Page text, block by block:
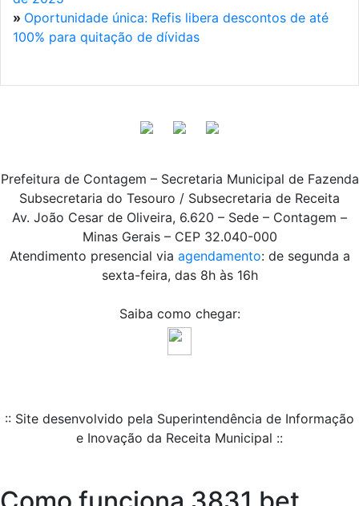
» Oportunidade única: Refis libera descontos de até
100% para quitação de dívidas
Prefeitura de Contagem – Secretaria Municipal de Fazenda
Subsecretaria do Tesouro / Subsecretaria de Receita
Av. João Cesar de Oliveira, 6.620 – Sede – Contagem –
Minas Gerais – CEP 32.040-000
Atendimento presencial via agendamento: de segunda a
sexta-feira, das 8h às 16h
Saiba como chegar:
:: Site desenvolvido pela Superintendência de Informação
e Inovação da Receita Municipal ::